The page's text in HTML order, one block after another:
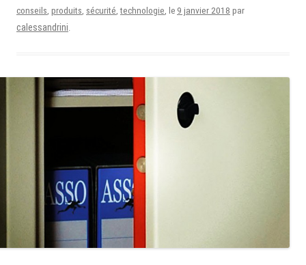
conseils, produits, sécurité,technologie, le 9 janvier 2018 par
calessandrini.